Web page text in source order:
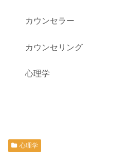
カウンセラー
カウンセリング
心理学
心理学